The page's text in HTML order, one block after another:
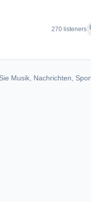
270 listeners
Musik, Nachrichten,